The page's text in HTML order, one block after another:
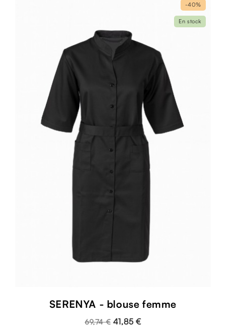
SERENYA - blouse femme
69,74 € 41,85 €
-40%
En stock